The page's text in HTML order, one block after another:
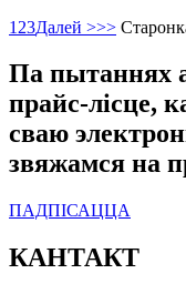
1 23Далей >>>
Па пытаннях
прайс-лісце,
сваю
звяжамся на
ПАДПІСАЦЦА
КАНТАКТ